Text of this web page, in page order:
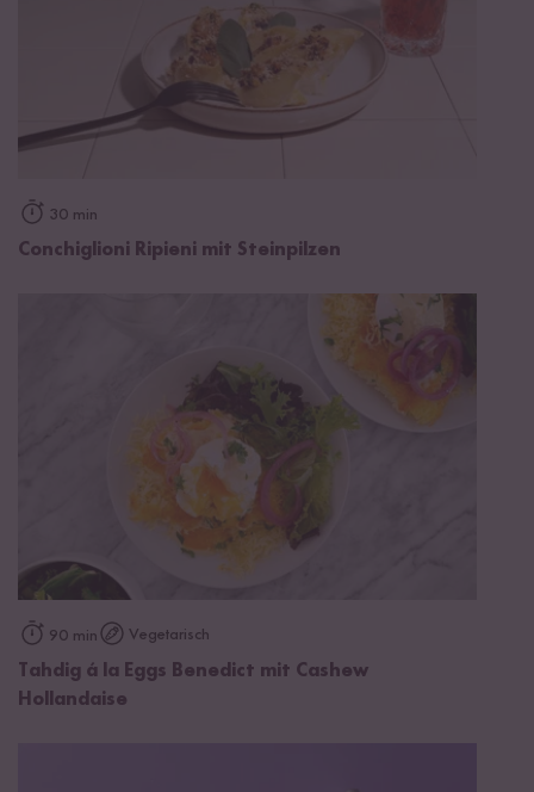
30 min
Conchiglioni Ripieni mit Steinpilzen
90 min Vegetarisch
Tahdig á la Eggs Benedict mit Cashew
Hollandaise